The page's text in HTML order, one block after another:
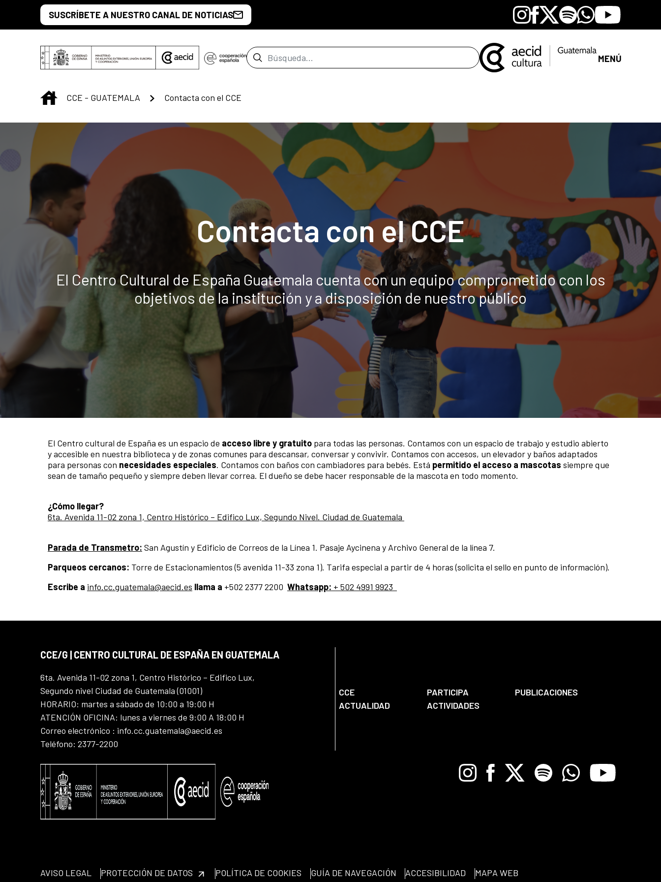
Saltar al contenido principal
SUSCRÍBETE A NUESTRO CANAL DE NOTICIAS Instagram
Facebook
X SpotifyWhatsapp
Youtube
Barra de búsqueda MENÚ
INICIO
CCE - GUATEMALA Contacta con el CCE
Contacta con el CCE
El Centro Cultural de España Guatemala cuenta con un equipo comprometido con los
objetivos de la institución y a disposición de nuestro público
El Centro cultural de España es un espacio de acceso libre y gratuito para todas las personas. Contamos con un espacio de trabajo y estudio abierto
y accesible en nuestra biblioteca y de zonas comunes para descansar, conversar y convivir. Contamos con accesos, un elevador y baños adaptados
para personas con necesidades especiales. Contamos con baños con cambiadores para bebés. Está permitido el acceso a mascotas siempre que
sean de tamaño pequeño y siempre deben llevar correa. El dueño se debe hacer responsable de la mascota en todo momento.
¿Cómo llegar?
6ta. Avenida 11-02 zona 1, Centro Histórico – Edifico Lux, Segundo Nivel. Ciudad de Guatemala
Parada de Transmetro: San Agustín y Edificio de Correos de la Línea 1. Pasaje Aycinena y Archivo General de la línea 7.
Parqueos cercanos: Torre de Estacionamientos (5 avenida 11-33 zona 1). Tarifa especial a partir de 4 horas (solicita el sello en punto de información).
Escribe a info.cc.guatemala@aecid.es llama a +502 2377 2200 Whatsapp: + 502 4991 9923
CCE/G | CENTRO CULTURAL DE ESPAÑA EN GUATEMALA
6ta. Avenida 11-02 zona 1, Centro Histórico – Edifico Lux,
Segundo nivel Ciudad de Guatemala (01001)
HORARIO: martes a sábado de 10:00 a 19:00 H
ATENCIÓN OFICINA: lunes a viernes de 9:00 A 18:00 H
Correo electrónico : info.cc.guatemala@aecid.es
Teléfono: 2377-2200
CCE PARTICIPA
PUBLICACIONES
ACTUALIDAD
ACTIVIDADES
InstagramFacebook
X Spotify WhatsappYoutube
AVISO LEGAL PROTECCIÓN DE DATOS POLÍTICA DE COOKIES GUÍA DE NAVEGACIÓN ACCESIBILIDAD MAPA WEB